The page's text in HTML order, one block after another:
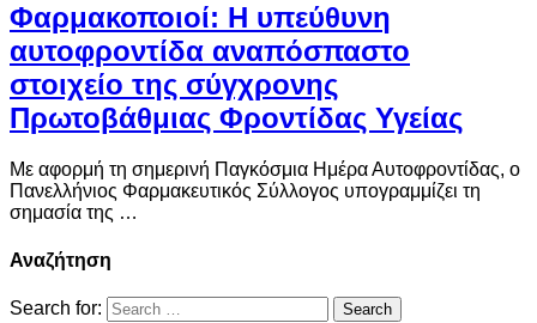
Φαρμακοποιοί: Η υπεύθυνη
αυτοφροντίδα αναπόσπαστο
στοιχείο της σύγχρονης
Πρωτοβάθμιας Φροντίδας Υγείας
Με αφορμή τη σημερινή Παγκόσμια Ημέρα Αυτοφροντίδας, ο
Πανελλήνιος Φαρμακευτικός Σύλλογος υπογραμμίζει τη
σημασία της …
Αναζήτηση
Search for: